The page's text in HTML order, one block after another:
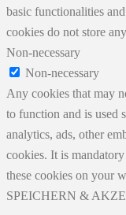
basic functionalities
cookies do not store
Non-necessary
Non-necessary
Any cookies that may
to function and is used
analytics, ads, other
cookies. It is
these cookies on your
SPEICHERN &